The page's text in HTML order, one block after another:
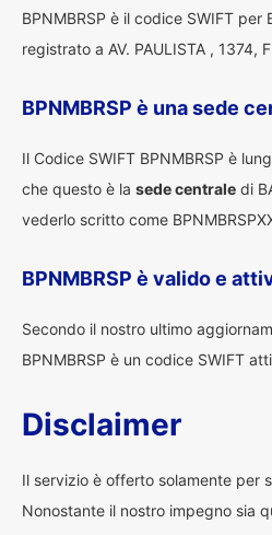
BPNMBRSP è il codice SWIFT per
registrato a AV. PAULISTA , 1374,
BPNMBRSP è una sede
Il Codice SWIFT BPNMBRSP è
che questo è la sede centrale di
vederlo scritto come
BPNMBRSP è valido e
Secondo il nostro ultimo
BPNMBRSP è un codice SWIFT
Disclaimer
Il servizio è offerto solamente per
Nonostante il nostro impegno sia